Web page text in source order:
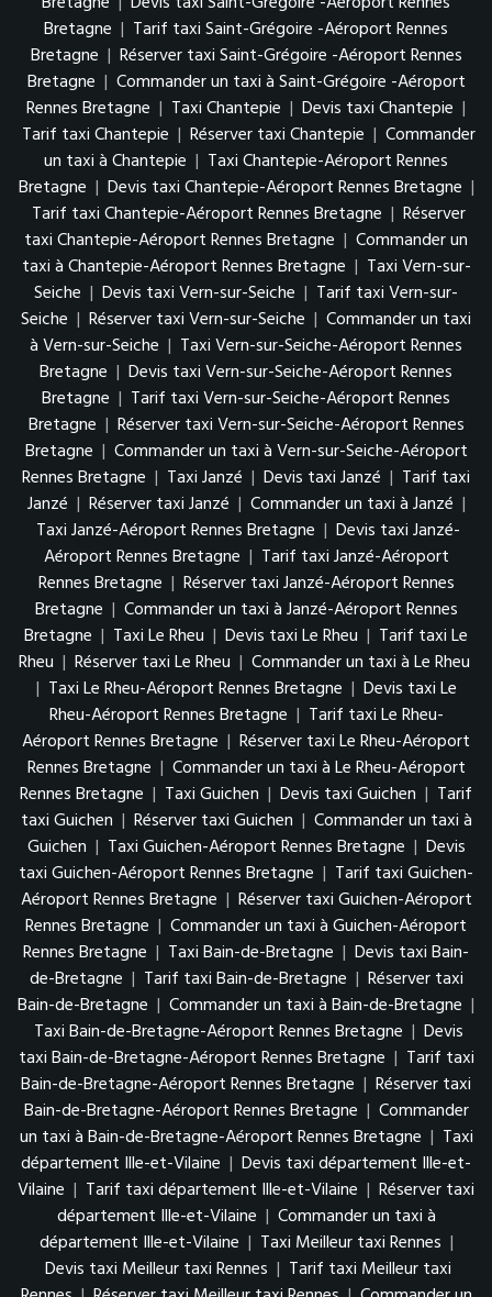
Bretagne | Tarif taxi Saint-Grégoire -Aéroport Rennes
Bretagne | Réserver taxi Saint-Grégoire -Aéroport Rennes
Bretagne | Commander un taxi à Saint-Grégoire -Aéroport
Rennes Bretagne | Taxi Chantepie | Devis taxi Chantepie |
Tarif taxi Chantepie | Réserver taxi Chantepie | Commander
un taxi à Chantepie | Taxi Chantepie-Aéroport Rennes
Bretagne | Devis taxi Chantepie-Aéroport Rennes Bretagne |
Tarif taxi Chantepie-Aéroport Rennes Bretagne | Réserver
taxi Chantepie-Aéroport Rennes Bretagne | Commander un
taxi à Chantepie-Aéroport Rennes Bretagne | Taxi Vern-sur-
Seiche | Devis taxi Vern-sur-Seiche | Tarif taxi Vern-sur-
Seiche | Réserver taxi Vern-sur-Seiche | Commander un taxi
à Vern-sur-Seiche | Taxi Vern-sur-Seiche-Aéroport Rennes
Bretagne | Devis taxi Vern-sur-Seiche-Aéroport Rennes
Bretagne | Tarif taxi Vern-sur-Seiche-Aéroport Rennes
Bretagne | Réserver taxi Vern-sur-Seiche-Aéroport Rennes
Bretagne | Commander un taxi à Vern-sur-Seiche-Aéroport
Rennes Bretagne | Taxi Janzé | Devis taxi Janzé | Tarif taxi
Janzé | Réserver taxi Janzé | Commander un taxi à Janzé |
Taxi Janzé-Aéroport Rennes Bretagne | Devis taxi Janzé-
Aéroport Rennes Bretagne | Tarif taxi Janzé-Aéroport
Rennes Bretagne | Réserver taxi Janzé-Aéroport Rennes
Bretagne | Commander un taxi à Janzé-Aéroport Rennes
Bretagne | Taxi Le Rheu | Devis taxi Le Rheu | Tarif taxi Le
Rheu | Réserver taxi Le Rheu | Commander un taxi à Le Rheu
| Taxi Le Rheu-Aéroport Rennes Bretagne | Devis taxi Le
Rheu-Aéroport Rennes Bretagne | Tarif taxi Le Rheu-
Aéroport Rennes Bretagne | Réserver taxi Le Rheu-Aéroport
Rennes Bretagne | Commander un taxi à Le Rheu-Aéroport
Rennes Bretagne | Taxi Guichen | Devis taxi Guichen | Tarif
taxi Guichen | Réserver taxi Guichen | Commander un taxi à
Guichen | Taxi Guichen-Aéroport Rennes Bretagne | Devis
taxi Guichen-Aéroport Rennes Bretagne | Tarif taxi Guichen-
Aéroport Rennes Bretagne | Réserver taxi Guichen-Aéroport
Rennes Bretagne | Commander un taxi à Guichen-Aéroport
Rennes Bretagne | Taxi Bain-de-Bretagne | Devis taxi Bain-
de-Bretagne | Tarif taxi Bain-de-Bretagne | Réserver taxi
Bain-de-Bretagne | Commander un taxi à Bain-de-Bretagne |
Taxi Bain-de-Bretagne-Aéroport Rennes Bretagne | Devis
taxi Bain-de-Bretagne-Aéroport Rennes Bretagne | Tarif taxi
Bain-de-Bretagne-Aéroport Rennes Bretagne | Réserver taxi
Bain-de-Bretagne-Aéroport Rennes Bretagne | Commander
un taxi à Bain-de-Bretagne-Aéroport Rennes Bretagne | Taxi
département Ille-et-Vilaine | Devis taxi département Ille-et-
Vilaine | Tarif taxi département Ille-et-Vilaine | Réserver taxi
département Ille-et-Vilaine | Commander un taxi à
département Ille-et-Vilaine | Taxi Meilleur taxi Rennes |
Devis taxi Meilleur taxi Rennes | Tarif taxi Meilleur taxi